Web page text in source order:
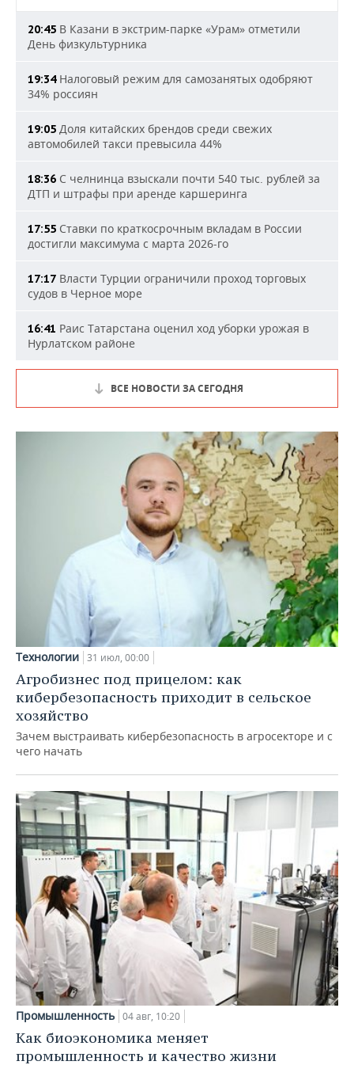
20:45 В Казани в экстрим-парке «Урам» отметили
День физкультурника
19:34Налоговый режим для самозанятых одобряют
34% россиян
19:05 Доля китайских брендов среди свежих
автомобилей такси превысила 44%
18:36 С челнинца взыскали почти 540 тыс. рублей за
ДТП и штрафы при аренде каршеринга
17:55 Ставки по краткосрочным вкладам в России
достигли максимума с марта 2026-го
17:17 Власти Турции ограничили проход торговых
судов в Черное море
16:41 Раис Татарстана оценил ход уборки урожая в
Нурлатском районе
ВСЕ НОВОСТИ ЗА СЕГОДНЯ
Технологии 31 июл, 00:00
Агробизнес под прицелом: как
кибербезопасность приходит в сельское
хозяйство
Зачем выстраивать кибербезопасность в агросекторе и с
чего начать
Промышленность 04 авг, 10:20
Как биоэкономика меняет
промышленность и качество жизни